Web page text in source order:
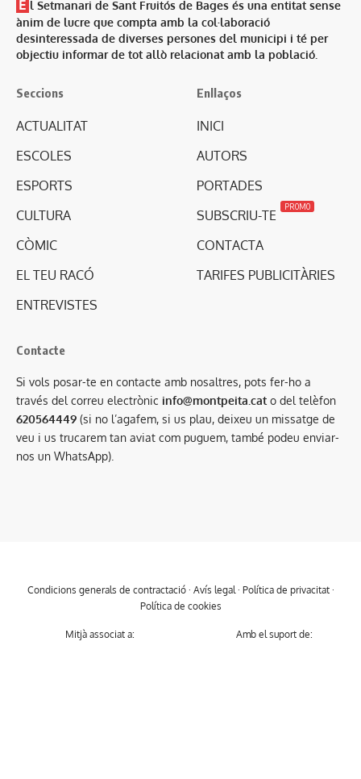
E l Setmanari de Sant Fruitós de Bages és una entitat sense
ànim de lucre que compta amb la col·laboració
desinteressada de diverses persones del municipi i té per
objectiu informar de tot allò relacionat amb la població.
Seccions
ACTUALITAT
ESCOLES
ESPORTS
CULTURA
CÒMIC
EL TEU RACÓ
ENTREVISTES
Enllaços
INICI
AUTORS
PORTADES
SUBSCRIU-TE
PROMO
CONTACTA
TARIFES PUBLICITÀRIES
Contacte
Si vols posar-te en contacte amb nosaltres, pots fer-ho a
través del correu electrònic info@montpeita.cat o del telèfon
620564449 (si no l’agafem, si us plau, deixeu un missatge de
veu i us trucarem tan aviat com puguem, també podeu enviar-
nos un WhatsApp).
Condicions generals de contractació· Avís legal · Política de privacitat·
Política de cookies
Mitjà associat a: Amb el suport de: